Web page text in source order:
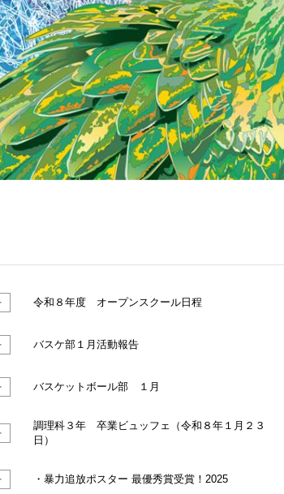
令和８年度 オープンスクール日程
バスケ部１月活動報告
バスケットボール部 １月
調理科３年 卒業ビュッフェ（令和８年１月２３
日）
・暴力追放ポスター 最優秀賞受賞！2025